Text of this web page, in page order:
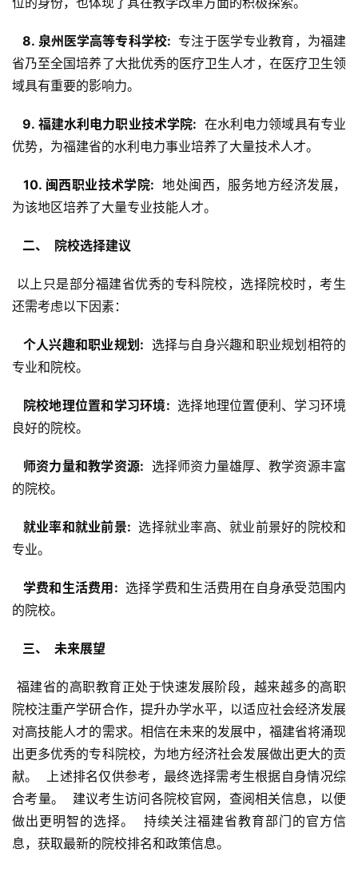
  8. 泉州医学高等专科学校:
专注于医学专业教育，为福建
省乃至全国培养了大批优秀的医疗卫生人才，在医疗卫生领
域具有重要的影响力。
  9. 福建水利电力职业技术学院:
在水利电力领域具有专业
优势，为福建省的水利电力事业培养了大量技术人才。
  10. 闽西职业技术学院:
地处闽西，服务地方经济发展，
为该地区培养了大量专业技能人才。
  二、  院校选择建议
还需考虑以下因素：
  个人兴趣和职业规划:
选择与自身兴趣和职业规划相符的
专业和院校。
  院校地理位置和学习环境:
选择地理位置便利、学习环境
良好的院校。
  师资力量和教学资源:
选择师资力量雄厚、教学资源丰富
的院校。
  就业率和就业前景:
选择就业率高、就业前景好的院校和
专业。
  学费和生活费用:
选择学费和生活费用在自身承受范围内
的院校。
  三、  未来展望
院校注重产学研合作，提升办学水平，以适应社会经济发展
对高技能人才的需求。相信在未来的发展中，福建省将涌现
出更多优秀的专科院校，为地方经济社会发展做出更大的贡
献。  上述排名仅供参考，最终选择需考生根据自身情况综
合考量。  建议考生访问各院校官网，查阅相关信息，以便
做出更明智的选择。  持续关注福建省教育部门的官方信
息，获取最新的院校排名和政策信息。